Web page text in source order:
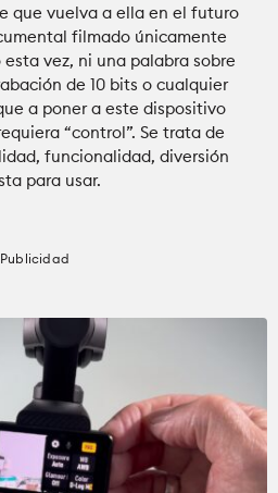
que vuelva a ella en el futuro
filmado únicamente
vez, ni una palabra sobre
de 10 bits o cualquier
a poner a este dispositivo
“control”. Se trata de
funcionalidad, diversión
para usar.
Publicidad